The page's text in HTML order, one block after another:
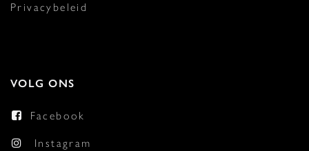
Privacybeleid
VOLG ONS
Facebook
Instagram